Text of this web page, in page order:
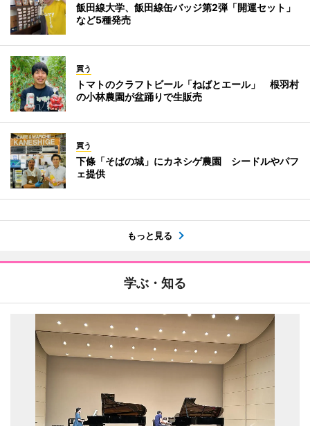
飯田線大学、飯田線缶バッジ第2弾「開運セット」
など5種発売
買う
トマトのクラフトビール「ねばとエール」 根羽村
の小林農園が盆踊りで生販売
買う
下條「そばの城」にカネシゲ農園 シードルやパフ
ェ提供
もっと見る
学ぶ・知る